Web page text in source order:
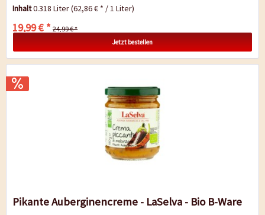
Inhalt0.318 Liter(62,86 € * / 1 Liter)
19,99 € * 24,99 € *
Jetzt bestellen
Pikante Auberginencreme - LaSelva - Bio B-Ware